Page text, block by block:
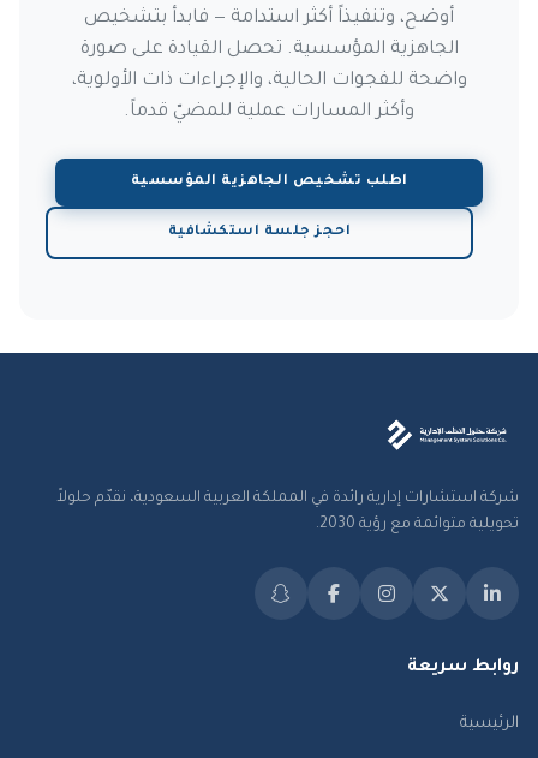
أوضح، وتنفيذاً أكثر استدامة — فابدأ بتشخيص
الجاهزية المؤسسية. تحصل القيادة على صورة
واضحة للفجوات الحالية، والإجراءات ذات الأولوية،
وأكثر المسارات عملية للمضيّ قدماً.
اطلب تشخيص الجاهزية المؤسسية
احجز جلسة استكشافية
شركة استشارات إدارية رائدة في المملكة العربية السعودية، نقدّم حلولاً
تحويلية متوائمة مع رؤية 2030.
روابط سريعة
الرئيسية